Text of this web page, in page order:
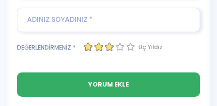
DEĞERLENDİRMENİZ * Üç Yıldız